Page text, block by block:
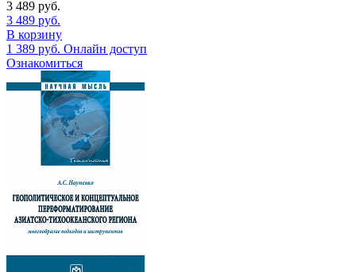
3 489 руб.
3 489 руб.
В корзину
1 389 руб. Онлайн доступ
Ознакомиться